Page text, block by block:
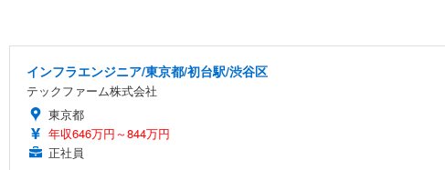
インフラエンジニア/東京都/初台駅/渋谷区
テックファーム株式会社
東京都
年収646万円～844万円
正社員